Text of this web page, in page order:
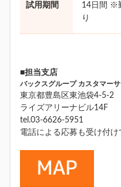
試用期間
14日間 ※
り
■担当支店
バックスグループ カスタマー
東京都豊島区東池袋4-5-2
ライズアリーナビル14F
tel.03-6626-5951
電話による応募も受け付け